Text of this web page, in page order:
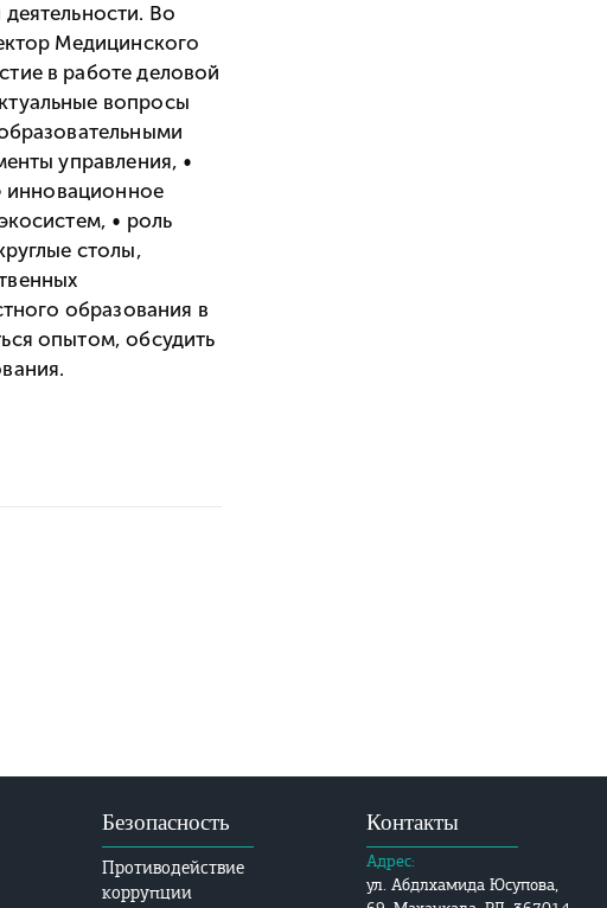
Во
Медицинского
в работе деловой
вопросы
управления, •
инновационное
• роль
столы,
образования в
опытом, обсудить
Безопасность
Противодействие
коррупции
Контакты
Адрес:
ул. Абдлхамида Юсупова,